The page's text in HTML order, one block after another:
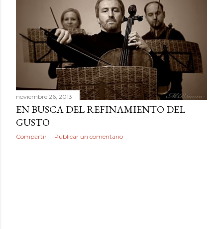
d
noviembre 26, 2013
EN BUSCA DEL REFINAMIENTO DEL
GUSTO
Compartir Publicar un comentario